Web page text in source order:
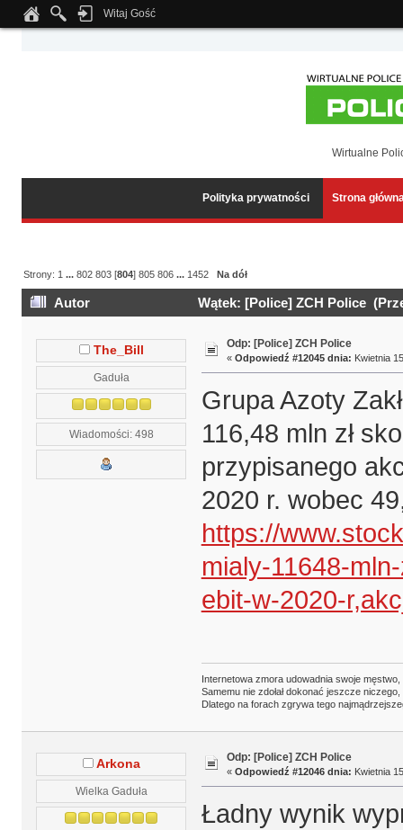
Notice: Undefined index: tapatalk_body_hook in
Witaj Gość
Wirtualne
Polityka prywatności Strona
Strony: 1 ...802 803 [804]805 806 ... 1452 Na dół
Autor Wątek: [Police] ZCH Police
The_Bill
Gaduła
Wiadomości: 498
Odp: [Police] ZCH Police
« Odpowiedź #12045 dnia: Kwietnia
Grupa Azoty
116,48 mln zł
przypisanego
2020 r. wobec
https://
mialy-11648-
ebit-w-2020-
Internetowa zmora udowadnia swoje męstwo,
Samemu nie zdołał dokonać jeszcze niczego,
Dlatego na forach zgrywa tego
Arkona
Wielka Gaduła
Odp: [Police] ZCH Police
« Odpowiedź #12046 dnia: Kwietnia
Ładny wynik